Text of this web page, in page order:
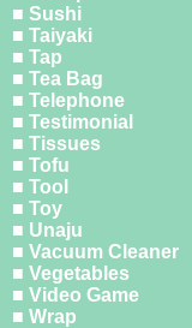
■ Sushi
■ Taiyaki
■ Tap
■ Tea Bag
■ Telephone
■ Testimonial
■ Tissues
■ Tofu
■ Tool
■ Toy
■ Unaju
■ Vacuum Cleaner
■ Vegetables
■ Video Game
■ Wrap